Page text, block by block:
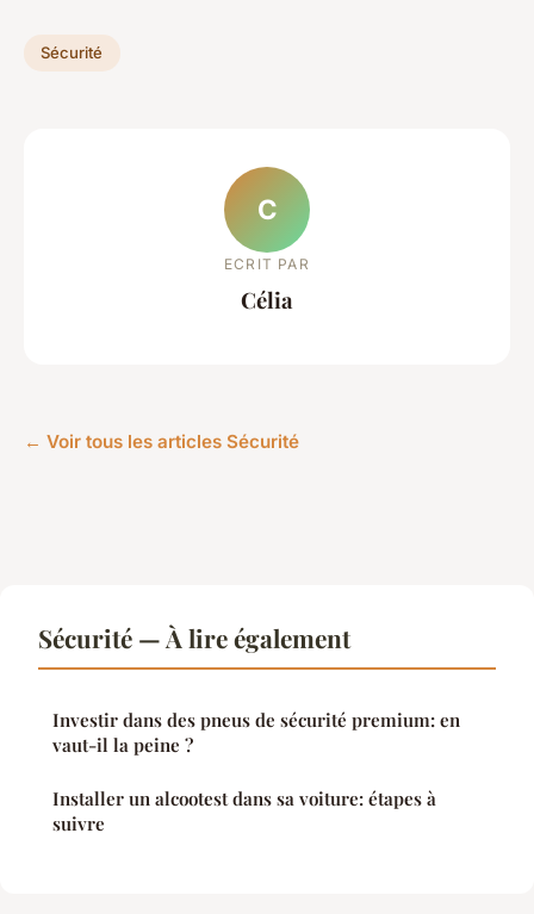
Sécurité
C
ECRIT PAR
Célia
← Voir tous les articles Sécurité
Sécurité — À lire également
Investir dans des pneus de sécurité premium: en
vaut-il la peine ?
Installer un alcootest dans sa voiture: étapes à
suivre